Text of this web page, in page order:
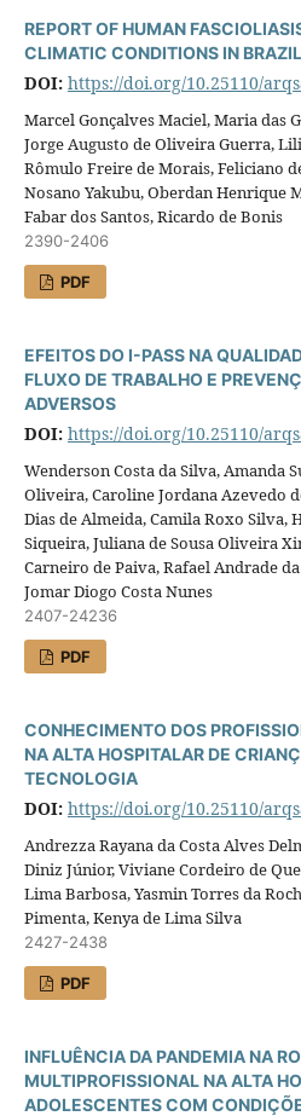
REPORT OF HUMAN
CLIMATIC CONDITIONS IN BRAZIL
DOI: https://doi.org/10.25110/
Marcel Gonçalves Maciel, Maria das
Jorge Augusto de Oliveira Guerra,
Rômulo Freire de Morais, Feliciano
Nosano Yakubu, Oberdan Henrique
Fabar dos Santos, Ricardo de Bonis
2390-2406
PDF
EFEITOS DO I-PASS NA
FLUXO DE TRABALHO E
ADVERSOS
DOI: https://doi.org/10.25110/
Wenderson Costa da Silva, Amanda
Oliveira, Caroline Jordana Azevedo
Dias de Almeida, Camila Roxo Silva,
Siqueira, Juliana de Sousa Oliveira
Carneiro de Paiva, Rafael Andrade
Jomar Diogo Costa Nunes
2407-24236
PDF
CONHECIMENTO DOS
NA ALTA HOSPITALAR DE
TECNOLOGIA
DOI: https://doi.org/10.25110/
Andrezza Rayana da Costa Alves
Diniz Júnior, Viviane Cordeiro de
Lima Barbosa, Yasmin Torres da
Pimenta, Kenya de Lima Silva
2427-2438
PDF
INFLUÊNCIA DA PANDEMIA NA
MULTIPROFISSIONAL NA ALTA
ADOLESCENTES COM